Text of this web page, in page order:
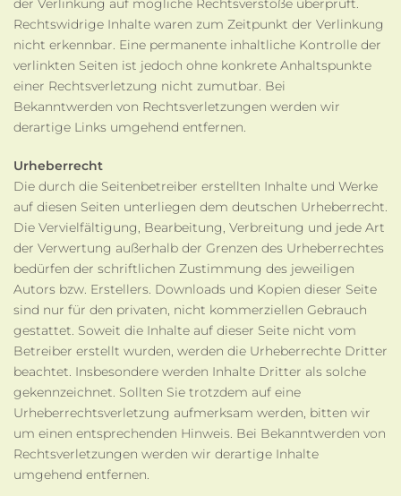
der Verlinkung auf mögliche Rechtsverstöße überprüft.
Rechtswidrige Inhalte waren zum Zeitpunkt der Verlinkung
nicht erkennbar. Eine permanente inhaltliche Kontrolle der
verlinkten Seiten ist jedoch ohne konkrete Anhaltspunkte
einer Rechtsverletzung nicht zumutbar. Bei
Bekanntwerden von Rechtsverletzungen werden wir
derartige Links umgehend entfernen.
Urheberrecht
Die durch die Seitenbetreiber erstellten Inhalte und Werke
auf diesen Seiten unterliegen dem deutschen Urheberrecht.
Die Vervielfältigung, Bearbeitung, Verbreitung und jede Art
der Verwertung außerhalb der Grenzen des Urheberrechtes
bedürfen der schriftlichen Zustimmung des jeweiligen
Autors bzw. Erstellers. Downloads und Kopien dieser Seite
sind nur für den privaten, nicht kommerziellen Gebrauch
gestattet. Soweit die Inhalte auf dieser Seite nicht vom
Betreiber erstellt wurden, werden die Urheberrechte Dritter
beachtet. Insbesondere werden Inhalte Dritter als solche
gekennzeichnet. Sollten Sie trotzdem auf eine
Urheberrechtsverletzung aufmerksam werden, bitten wir
um einen entsprechenden Hinweis. Bei Bekanntwerden von
Rechtsverletzungen werden wir derartige Inhalte
umgehend entfernen.